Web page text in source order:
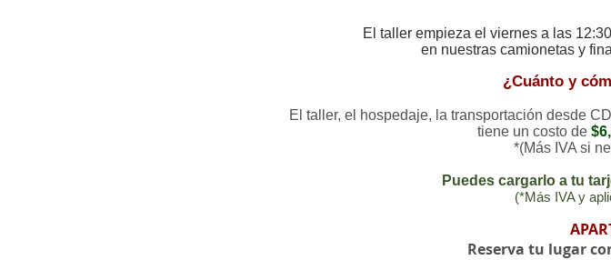
El taller empieza el viernes a las
en nuestras camionetas y
¿Cuánto y
El taller, el hospedaje, la transportación desde
tiene un costo de
*(Más IVA si
Puedes cargarlo a tu
(*Más IVA y
Reserva tu lugar